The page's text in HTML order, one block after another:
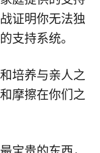
证明你无法独
支持系统。
培养与亲人之
摩擦在你们之